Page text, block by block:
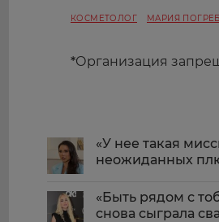
КОСМЕТОЛОГ МАРИЯ
*Организация
«У нее такая
неожиданных
«Быть рядом с
снова сыграла